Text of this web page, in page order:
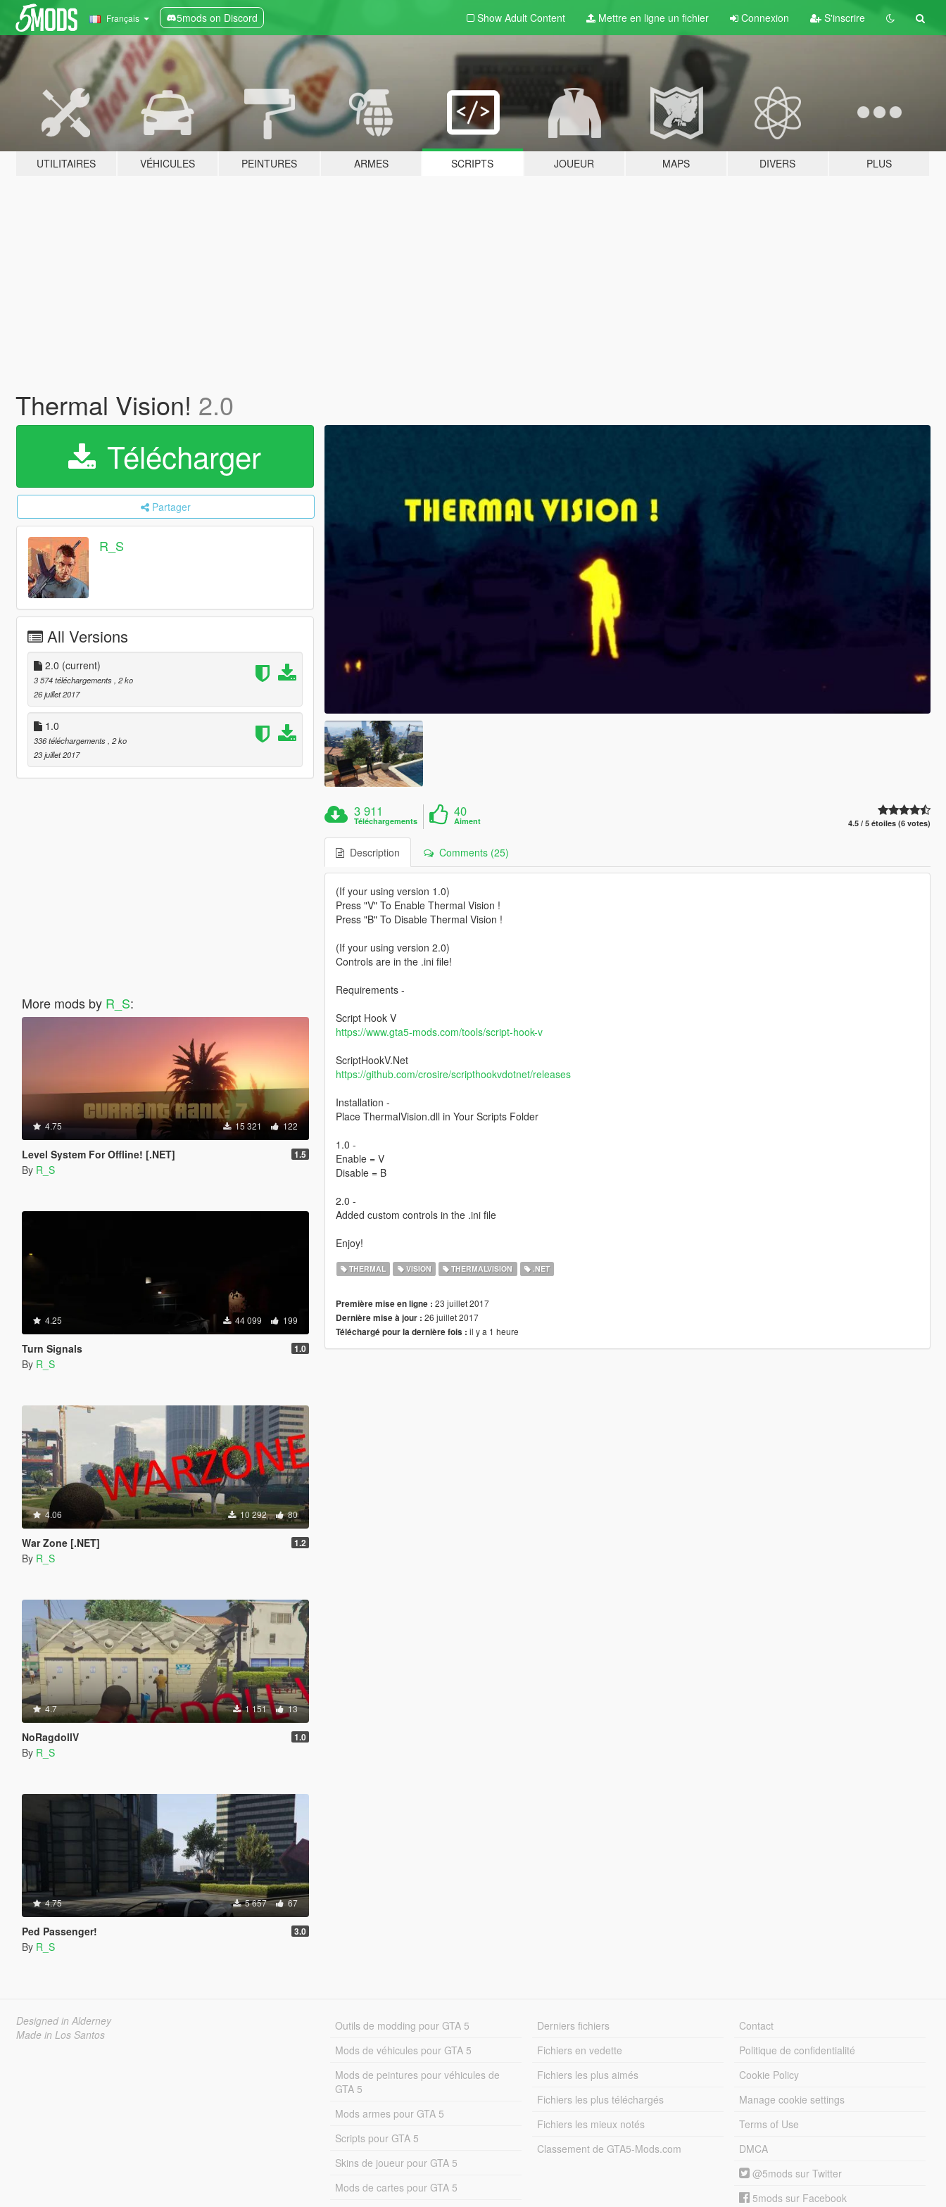
Français 5mods on Discord Show Adult Content Mettre en ligne un fichier Connexion S'inscrire
UTILITAIRES VÉHICULES PEINTURES ARMES SCRIPTS JOUEUR MAPS DIVERS PLUS
Thermal Vision! 2.0
Télécharger
Partager
R_S
All Versions
2.0 (current)
3 574 téléchargements , 2 ko
26 juillet 2017
1.0
336 téléchargements , 2 ko
23 juillet 2017
More mods by R_S:
4.75 15 321 122
Level System For Offline! [.NET] 1.5
By R_S
4.25 44 099 199
Turn Signals 1.0
By R_S
4.06 10 292 80
War Zone [.NET] 1.2
By R_S
4.7 1 151 13
NoRagdollV 1.0
By R_S
4.75 5 657 67
Ped Passenger! 3.0
By R_S
3 911
Téléchargements
40
Aiment 4.5 / 5 étoiles (6 votes)
Description Comments (25)
(If your using version 1.0)
Press "V" To Enable Thermal Vision !
Press "B" To Disable Thermal Vision !
(If your using version 2.0)
Controls are in the .ini file!
Requirements -
Script Hook V
https://www.gta5-mods.com/tools/script-hook-v
ScriptHookV.Net
https://github.com/crosire/scripthookvdotnet/releases
Installation -
Place ThermalVision.dll in Your Scripts Folder
1.0 -
Enable = V
Disable = B
2.0 -
Added custom controls in the .ini file
Enjoy!
THERMAL VISION THERMALVISION .NET
Première mise en ligne : 23 juillet 2017
Dernière mise à jour : 26 juillet 2017
Téléchargé pour la dernière fois : il y a 1 heure
Designed in Alderney
Made in Los Santos
Outils de modding pour GTA 5
Mods de véhicules pour GTA 5
Mods de peintures pour véhicules de
GTA 5
Mods armes pour GTA 5
Scripts pour GTA 5
Skins de joueur pour GTA 5
Mods de cartes pour GTA 5
Derniers fichiers
Fichiers en vedette
Fichiers les plus aimés
Fichiers les plus téléchargés
Fichiers les mieux notés
Classement de GTA5-Mods.com
Contact
Politique de confidentialité
Cookie Policy
Manage cookie settings
Terms of Use
DMCA
@5mods sur Twitter
5mods sur Facebook